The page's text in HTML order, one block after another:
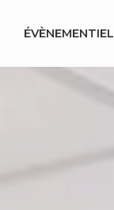
ÉVÈNEMENTIEL